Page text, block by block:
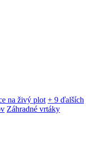
na živý plot + 9 ďalších
Záhradné vrtáky